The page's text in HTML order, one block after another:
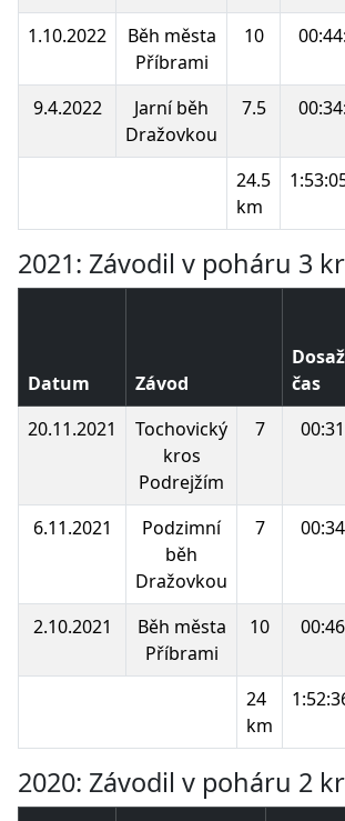
1.10.2022
Běh města
Příbrami
10
9.4.2022
Jarní běh
Dražovkou
7.5
24.5
km
2021: Závodil v poháru 3
Datum Závod
čas
20.11.2021
Tochovický
kros
Podrejžím
7
6.11.2021
Podzimní
běh
Dražovkou
7
2.10.2021
Běh města
Příbrami
10
24
km
2020: Závodil v poháru 2